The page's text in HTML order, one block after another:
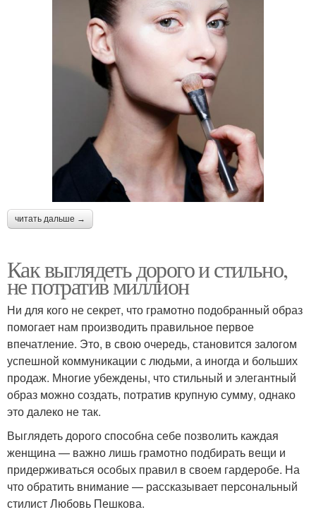
читать дальше →
Как выглядеть дорого и стильно,
не потратив миллион
Ни для кого не секрет, что грамотно подобранный образ
помогает нам производить правильное первое
впечатление. Это, в свою очередь, становится залогом
успешной коммуникации с людьми, а иногда и больших
продаж. Многие убеждены, что стильный и элегантный
образ можно создать, потратив крупную сумму, однако
это далеко не так.
Выглядеть дорого способна себе позволить каждая
женщина — важно лишь грамотно подбирать вещи и
придерживаться особых правил в своем гардеробе. На
что обратить внимание — рассказывает персональный
стилист Любовь Пешкова.